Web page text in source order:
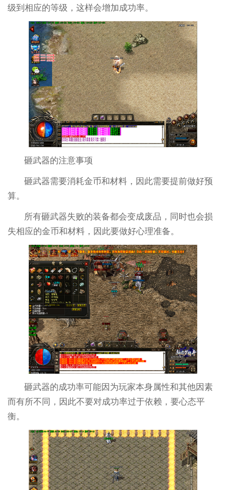
级到相应的等级，这样会增加成功率。
砸武器的注意事项
砸武器需要消耗金币和材料，因此需要提前做好预
算。
所有砸武器失败的装备都会变成废品，同时也会损
失相应的金币和材料，因此要做好心理准备。
砸武器的成功率可能因为玩家本身属性和其他因素
而有所不同，因此不要对成功率过于依赖，要心态平
衡。